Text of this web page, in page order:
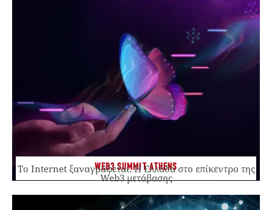
WEB3 SUMMIT ATHENS
Το Internet ξαναγράφεται. Η Ελλάδα στο επίκεντρο της
Web3 μετάβασης